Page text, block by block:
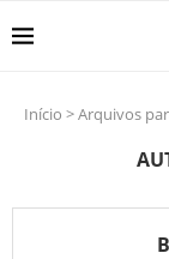
Início >Arquivos